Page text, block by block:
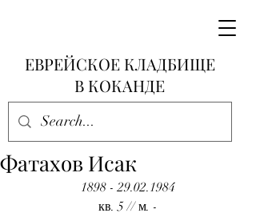
ЕВРЕЙСКОЕ КЛАДБИЩЕ
В КОКАНДЕ
Фатахов Исак
1898 - 29.02.1984
кв. 5 // м. -